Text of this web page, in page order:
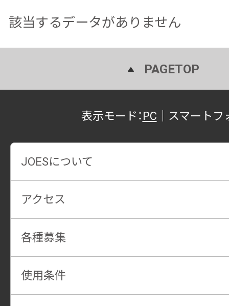
該当するデータがありません
PAGETOP
表示モード： PC スマートフ
JOESについて
アクセス
各種募集
使用条件